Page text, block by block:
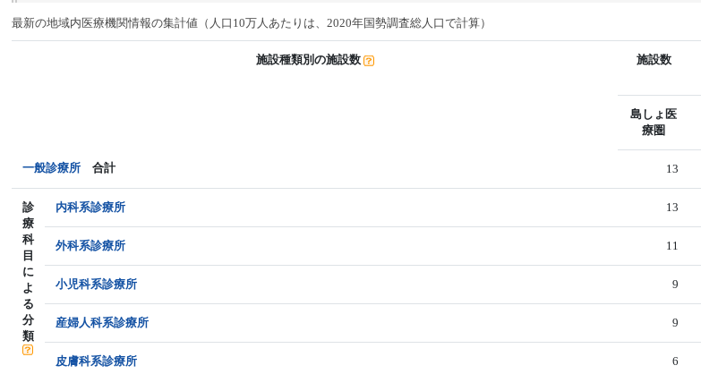
最新の地域内医療機関情報の集計値（人口10万人あたりは、2020年国勢調査総人口で計算）
施設種類別の施設数 施設数
島しょ医
療圏
一般診療所 合計 13
診
療
科
目
に
よ
る
分
類
内科系診療所 13
外科系診療所 11
小児科系診療所 9
産婦人科系診療所 9
皮膚科系診療所 6